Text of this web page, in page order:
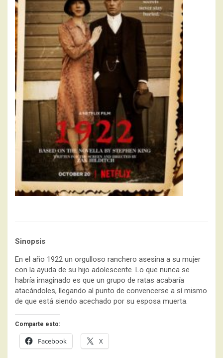
Sinopsis
En el año 1922 un orgulloso ranchero asesina a su mujer
con la ayuda de su hijo adolescente. Lo que nunca se
habría imaginado es que un grupo de ratas acabaría
atacándoles, llegando al punto de convencerse a sí mismo
de que está siendo acechado por su esposa muerta.
Comparte esto:
Facebook X